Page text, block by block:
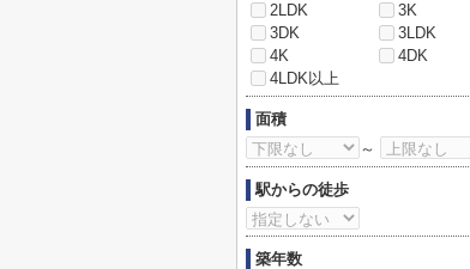
2LDK
3K
3DK
3LDK
4K
4DK
4LDK以上
面積
～
駅からの徒歩
築年数